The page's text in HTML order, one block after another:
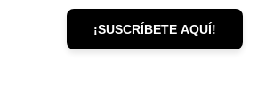
¡SUSCRÍBETE AQUÍ!